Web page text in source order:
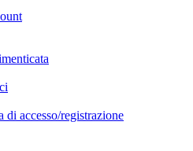
di accesso/registrazione